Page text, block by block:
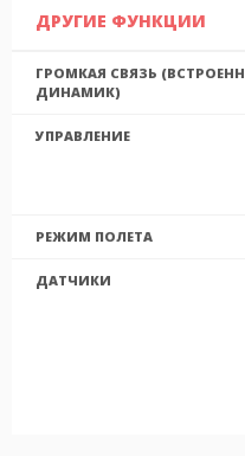
ДРУГИЕ ФУНКЦИИ
ГРОМКАЯ СВЯЗЬ
ДИНАМИК)
УПРАВЛЕНИЕ
РЕЖИМ ПОЛЕТА
ДАТЧИКИ